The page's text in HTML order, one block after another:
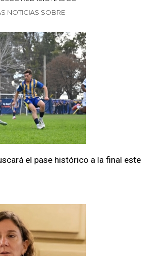
NOTICIAS SOBRE
el pase histórico a la final este